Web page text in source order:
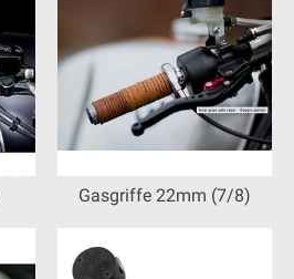
Gasgriffe 22mm (7/8)